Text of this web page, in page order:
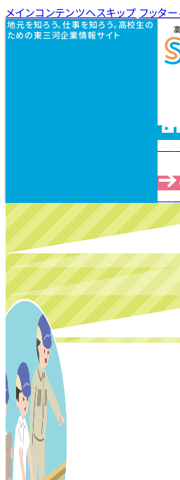
メインコンテンツへスキップ フッタ
地元を知ろう。仕事を知ろう。高校生の
ための東三河企業情報サイト